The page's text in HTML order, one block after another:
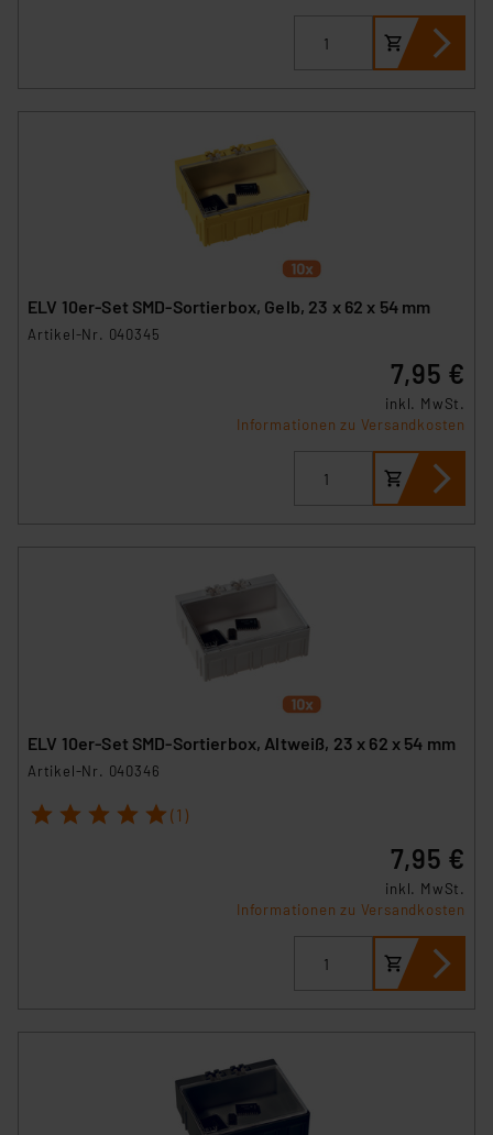
ELV 10er-Set SMD-Sortierbox, Gelb, 23 x 62 x 54 mm
Artikel-Nr. 040345
7,95 €
inkl. MwSt.
Informationen zu Versandkosten
ELV 10er-Set SMD-Sortierbox, Altweiß, 23 x 62 x 54 mm
Artikel-Nr. 040346
1 2 3 4 5 (1)
7,95 €
inkl. MwSt.
Informationen zu Versandkosten